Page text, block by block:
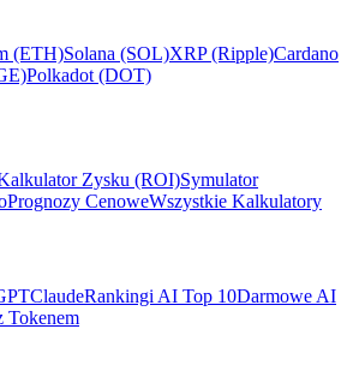
(ETH)Solana (SOL)XRP (Ripple)Cardano
Polkadot (DOT)
Zysku (ROI)Symulator
Prognozy CenoweWszystkie Kalkulatory
ClaudeRankingi AI Top 10Darmowe AI
Tokenem